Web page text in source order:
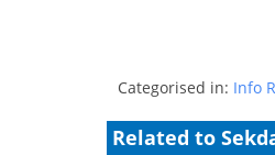
Categorised in: Info
Related to